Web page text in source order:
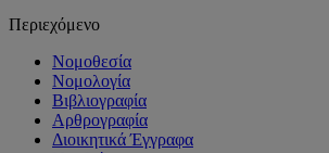
Περιεχόμενο
Νομοθεσία
Νομολογία
Βιβλιογραφία
Αρθρογραφία
Διοικητικά Έγγραφα